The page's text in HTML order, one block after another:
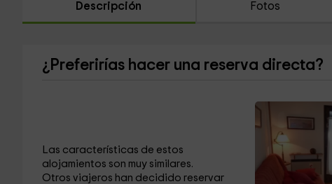
Descripción Fotos
¿Preferirías hacer una reserva directa?
Las características de estos
alojamientos son muy similares.
Otros viajeros han decidido reservar